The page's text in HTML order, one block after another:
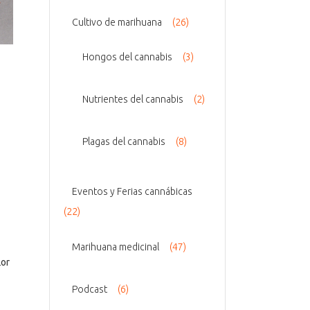
Cultivo de marihuana (26)
Hongos del cannabis (3)
Nutrientes del cannabis (2)
Plagas del cannabis (8)
Eventos y Ferias cannábicas
(22)
Marihuana medicinal (47)
Podcast (6)